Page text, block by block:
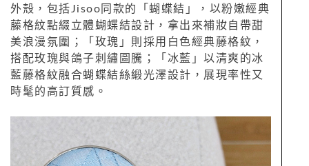
外殼，包括Jisoo同款的「蝴蝶結」，以粉嫩經典
藤格紋點綴立體蝴蝶結設計，拿出來補妝自帶甜
美浪漫氛圍；「玫瑰」則採用白色經典藤格紋，
搭配玫瑰與鴿子刺繡圖騰；「冰藍」以清爽的冰
藍藤格紋融合蝴蝶結絲緞光澤設計，展現率性又
時髦的高訂質感。